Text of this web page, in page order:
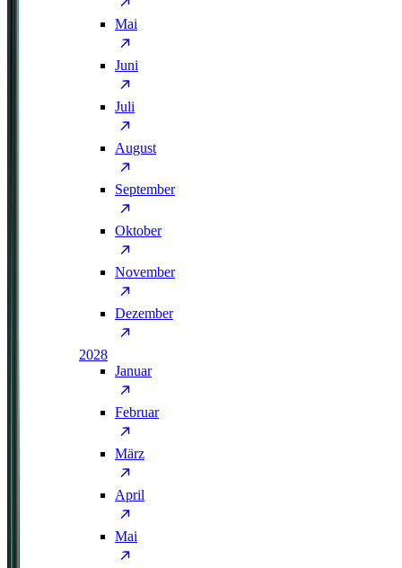
Mai
Juni
Juli
August
September
Oktober
November
Dezember
2028
Januar
Februar
März
April
Mai